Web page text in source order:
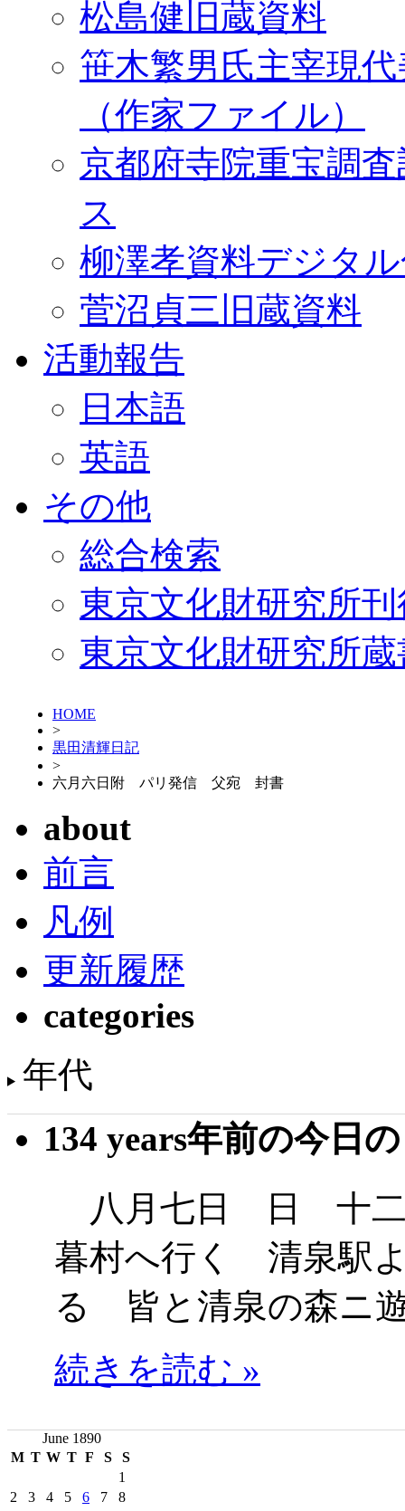
松島健旧蔵資料
笹木繁男氏主宰現
（作家ファイル）
京都府寺院重宝調
ス
柳澤孝資料デジタ
菅沼貞三旧蔵資料
活動報告
日本語
英語
その他
総合検索
東京文化財研究所
東京文化財研究所
HOME
>
黒田清輝日記
>
六月六日附 パリ発信 父宛 封書
about
前言
凡例
更新履歴
categories
年代
134 years年前の今日
八月七日 日 十二
暮村へ行く 清泉駅
る 皆と清泉の森ニ
続きを読む »
June 1890
M T W T F S
S
1
2
3 4 5 6 7
8